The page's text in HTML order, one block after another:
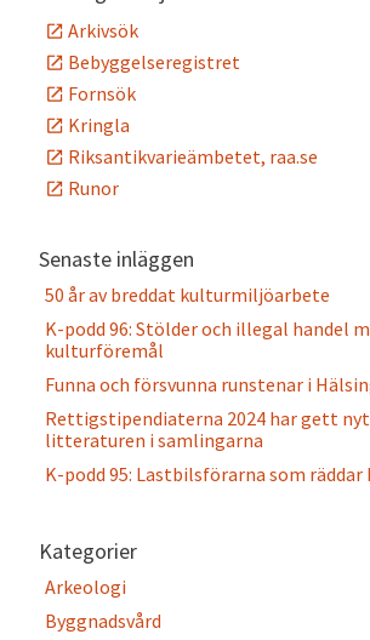
Arkivsök
Bebyggelseregistret
Fornsök
Kringla
Riksantikvarieämbetet, raa.se
Runor
Senaste inläggen
50 år av breddat kulturmiljöarbete
K-podd 96: Stölder och illegal handel
kulturföremål
Funna och försvunna runstenar i
Rettigstipendiaterna 2024 har gett
litteraturen i samlingarna
K-podd 95: Lastbilsförarna som
Kategorier
Arkeologi
Byggnadsvård